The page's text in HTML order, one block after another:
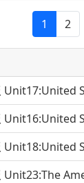
1 2
Unit18:United